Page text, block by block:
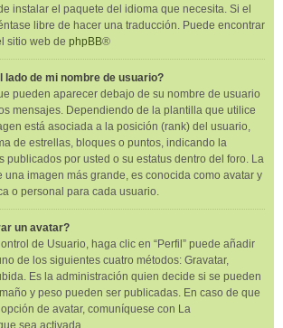
instalar el paquete del idioma que necesita. Si el
libre de hacer una traducción. Puede encontrar
sitio web de phpBB®
lado de mi nombre de usuario?
pueden aparecer debajo de su nombre de usuario
mensajes. Dependiendo de la plantilla que utilice
está asociada a la posición (rank) del usuario,
de estrellas, bloques o puntos, indicando la
publicados por usted o su estatus dentro del foro. La
una imagen más grande, es conocida como avatar y
o personal para cada usuario.
un avatar?
de Usuario, haga clic en “Perfil” puede añadir
de los siguientes cuatro métodos: Gravatar,
Es la administración quien decide si se pueden
y peso pueden ser publicadas. En caso de que
de avatar, comuníquese con La
sea activada.